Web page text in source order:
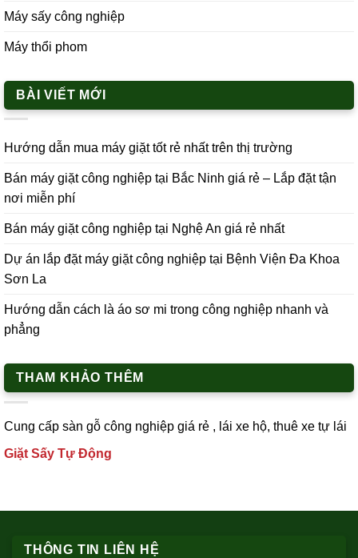
Máy sấy công nghiệp
Máy thổi phom
BÀI VIẾT MỚI
Hướng dẫn mua máy giặt tốt rẻ nhất trên thị trường
Bán máy giặt công nghiệp tại Bắc Ninh giá rẻ – Lắp đặt tận
nơi miễn phí
Bán máy giặt công nghiệp tại Nghệ An giá rẻ nhất
Dự án lắp đặt máy giặt công nghiệp tại Bệnh Viện Đa Khoa
Sơn La
Hướng dẫn cách là áo sơ mi trong công nghiệp nhanh và
phẳng
THAM KHẢO THÊM
Cung cấp sàn gỗ công nghiệp giá rẻ , lái xe hộ, thuê xe tự lái
Giặt Sấy Tự Động
THÔNG TIN LIÊN HỆ